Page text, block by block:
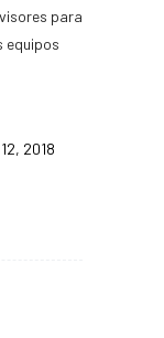
para
equipos
2018